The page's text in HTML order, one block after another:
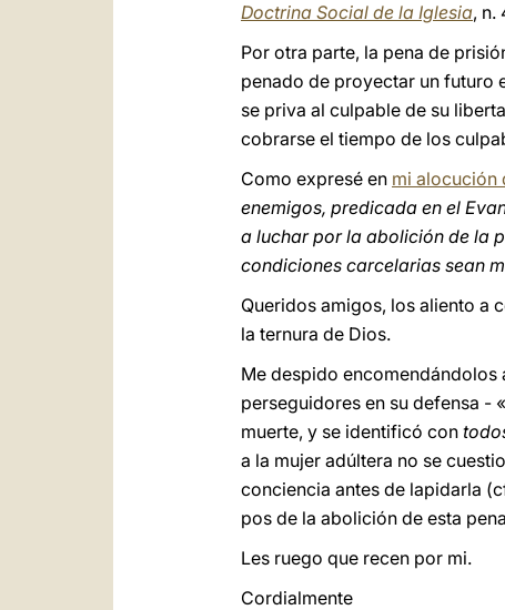
Doctrina Social de la Iglesia, n.
Por otra parte, la pena de
penado de proyectar un futuro
se priva al culpable de su
cobrarse el tiempo de los
Como expresé en mi alocución
enemigos, predicada en el
a luchar por la abolición de la
condiciones carcelarias sean
Queridos amigos, los aliento a
la ternura de Dios.
Me despido encomendándolos
perseguidores en su defensa -
muerte, y se identificó con
a la mujer adúltera no se
conciencia antes de lapidarla
pos de la abolición de esta
Les ruego que recen por mi.
Cordialmente